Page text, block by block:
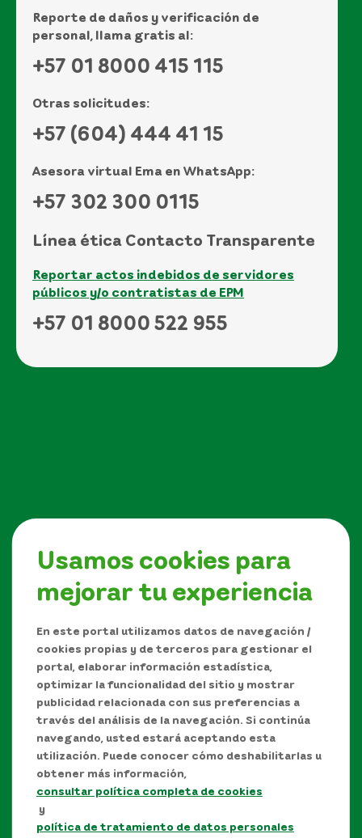
Usamos cookies para
mejorar tu experiencia
En este portal utilizamos datos de navegación /
cookies propias y de terceros para gestionar el
portal, elaborar información estadística,
optimizar la funcionalidad del sitio y mostrar
publicidad relacionada con sus preferencias a
través del análisis de la navegación. Si continúa
navegando, usted estará aceptando esta
utilización. Puede conocer cómo deshabilitarlas u
obtener más información,
consultar política completa de cookies
y
política de tratamiento de datos personales
Reporte de daños y verificación de
personal, llama gratis al:
+57 01 8000 415 115
Otras solicitudes:
+57 (604) 444 41 15
Asesora virtual Ema en WhatsApp:
+57 302 300 0115
Línea ética Contacto Transparente
Reportar actos indebidos de servidores
públicos y/o contratistas de EPM
+57 01 8000 522 955
Síguenos en
Manual de Derechos de Autor y/o autorización de
uso sobre los contenidos